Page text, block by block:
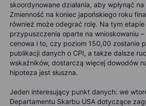
skoordynowane działania, aby wpłynąć
Zmienność na koniec japońskiego roku
również może odegrać rolę. Na tym
przypuszczenia oparte na wnioskowaniu
cenowa i to, czy poziom 150,00 zostanie
publikacji danych o CPI, a także dalsze
wskaźników, dostarczą więcej dowodów
hipoteza jest słuszna.
Jeden interesujący punkt danych: we
Departamentu Skarbu USA dotyczące